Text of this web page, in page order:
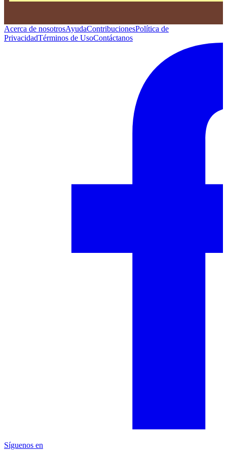
Acerca de nosotrosAyudaContribucionesPolítica de
PrivacidadTérminos de UsoContáctanos
Síguenos en